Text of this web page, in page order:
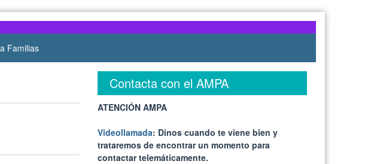
Familias
Contacta con el AMPA
ATENCIÓN AMPA
Videollamada: Dinos cuando te viene bien y
trataremos de encontrar un momento para
contactar telemáticamente.